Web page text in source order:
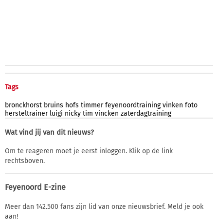
Tags
bronckhorst bruins hofs timmer feyenoordtraining vinken foto
hersteltrainer luigi nicky tim vincken zaterdagtraining
Wat vind jij van dit nieuws?
Om te reageren moet je eerst inloggen. Klik op de link
rechtsboven.
Feyenoord E-zine
Meer dan 142.500 fans zijn lid van onze nieuwsbrief. Meld je ook
aan!